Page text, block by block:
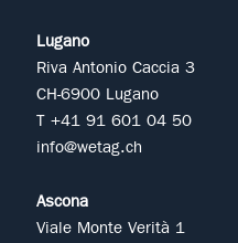
Lugano
Riva Antonio Caccia 3
CH-6900 Lugano
T +41 91 601 04 50
info@wetag.ch
Ascona
Viale Monte Verità 1